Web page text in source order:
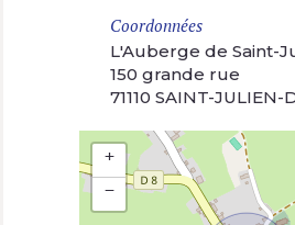
Coordonnées
L'Auberge de Saint-
150 grande rue
71110 SAINT-JULIEN-
+
−